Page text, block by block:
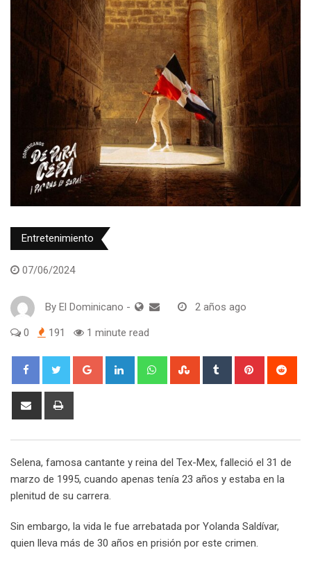
Entretenimiento
07/06/2024
By El Dominicano - 2 años ago
0 191 1 minute read
Google+ LinkedIn WhatsappStumbleUpon
Tumblr Pinterest
Share
Selena, famosa cantante y reina del Tex-Mex, falleció el 31 de
marzo de 1995, cuando apenas tenía 23 años y estaba en la
plenitud de su carrera.
Sin embargo, la vida le fue arrebatada por Yolanda Saldívar,
quien lleva más de 30 años en prisión por este crimen.